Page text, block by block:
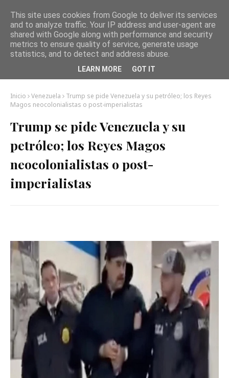
Inicio Venezuela
Trump se pide Venezuela y su petróleo; los Reyes
Magos neocolonialistas o post-imperialistas
Trump se pide Venezuela y su
petróleo; los Reyes Magos
neocolonialistas o post-
imperialistas
This site uses cookies from Google to deliver its services
and to analyze traffic. Your IP address and user-agent are
shared with Google along with performance and security
metrics to ensure quality of service, generate usage
statistics, and to detect and address abuse.
LEARN MORE GOT IT